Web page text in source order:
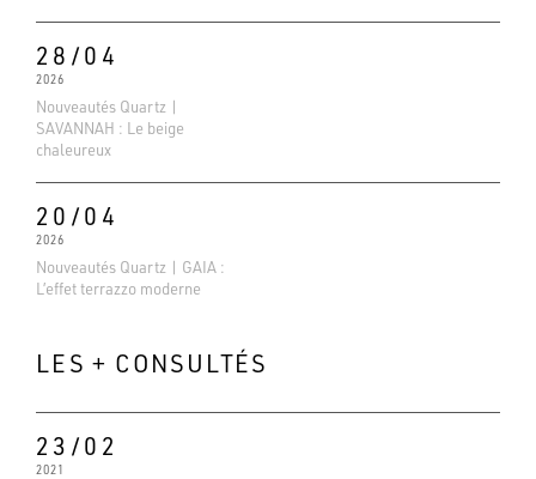
28/04
2026
Nouveautés Quartz |
SAVANNAH : Le beige
chaleureux
20/04
2026
Nouveautés Quartz | GAIA :
L’effet terrazzo moderne
LES + CONSULTÉS
23/02
2021